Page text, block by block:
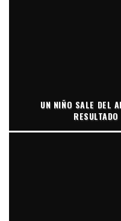
UN NIÑO SALE DEL